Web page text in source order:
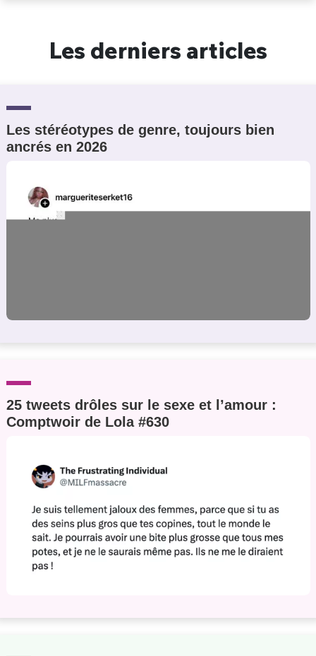
Les derniers articles
Les stéréotypes de genre, toujours bien
ancrés en 2026
25 tweets drôles sur le sexe et l’amour :
Comptwoir de Lola #630